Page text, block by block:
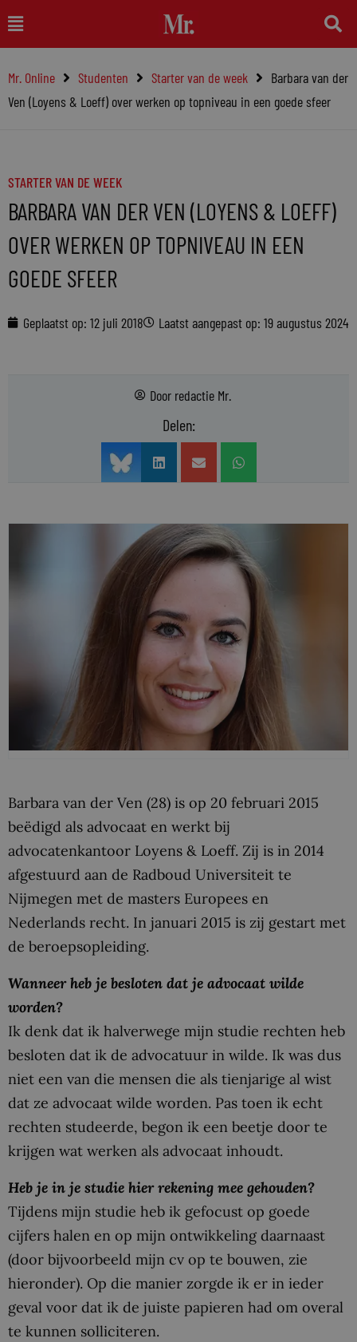
naar
inhoud
Main
Menu
Mr. Online Studenten Starter van de week
Barbara van der
Ven (Loyens & Loeff) over werken op topniveau in een goede sfeer
STARTER VAN DE WEEK
BARBARA VAN DER VEN (LOYENS & LOEFF)
OVER WERKEN OP TOPNIVEAU IN EEN
GOEDE SFEER
Geplaatst op: 12 juli 2018 Laatst aangepast op: 19 augustus 2024
Door redactie Mr.
Delen:
Barbara van der Ven (28) is op 20 februari 2015
beëdigd als advocaat en werkt bij
advocatenkantoor Loyens & Loeff. Zij is in 2014
afgestuurd aan de Radboud Universiteit te
Nijmegen met de masters Europees en
Nederlands recht. In januari 2015 is zij gestart met
de beroepsopleiding.
Wanneer heb je besloten dat je advocaat wilde
worden?
Ik denk dat ik halverwege mijn studie rechten heb
besloten dat ik de advocatuur in wilde. Ik was dus
niet een van die mensen die als tienjarige al wist
dat ze advocaat wilde worden. Pas toen ik echt
rechten studeerde, begon ik een beetje door te
krijgen wat werken als advocaat inhoudt.
Heb je in je studie hier rekening mee gehouden?
Tijdens mijn studie heb ik gefocust op goede
cijfers halen en op mijn ontwikkeling daarnaast
(door bijvoorbeeld mijn cv op te bouwen, zie
hieronder). Op die manier zorgde ik er in ieder
geval voor dat ik de juiste papieren had om overal
te kunnen solliciteren.